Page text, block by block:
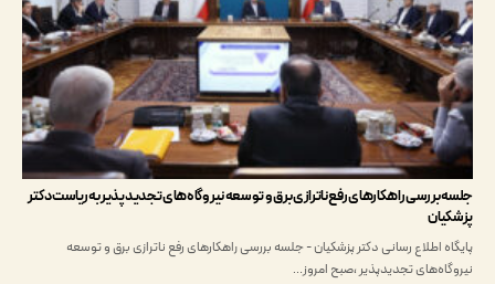
راهکارهای رفع ناترازی برق و توسعه نیروگاه‌های تجدید‌پذیر به ریاست دکتر
اطلاع رسانی دکتر پزشکیان - جلسه بررسی راهکارهای رفع ناترازی برق و توسعه
تجدید‌پذیر ،صبح امروز…